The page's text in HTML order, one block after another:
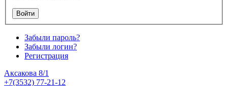
Забыли пароль?
Забыли логин?
Регистрация
Аксакова 8/1
+7(3532) 77-21-12